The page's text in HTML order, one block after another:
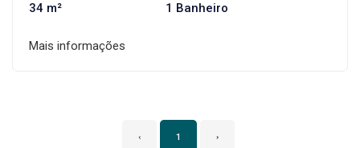
34 m² 1 Banheiro
Mais informações
‹ 1 ›